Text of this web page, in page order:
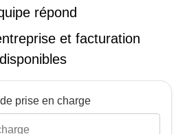
répond
et facturation
disponibles
prise en charge